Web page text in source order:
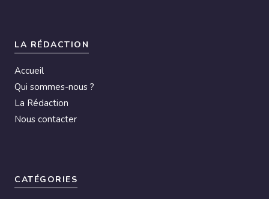
LA RÉDACTION
Accueil
Qui sommes-nous ?
La Rédaction
Nous contacter
CATÉGORIES